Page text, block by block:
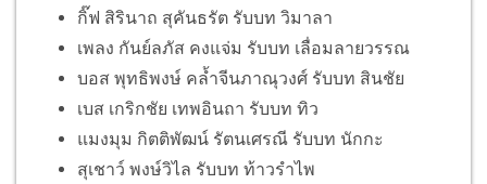
กิ๊ฟ สิรินาถ สุคันธรัต รับบท วิมาลา
เพลง กันย์ลภัส คงแจ่ม รับบท เลื่อมลายวรรณ
บอส พุทธิพงษ์ คล้ำจีนภาณุวงศ์ รับบท สินชัย
เบส เกริกชัย เทพอินถา รับบท ทิว
แมงมุม กิตติพัฒน์ รัตนเศรณี รับบท นักกะ
สุเชาว์ พงษ์วิไล รับบท ท้าวรำไพ